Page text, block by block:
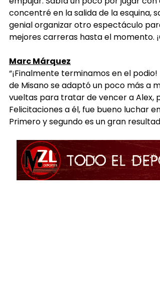
concentré en la salida de la esquina,
genial organizar otro espectáculo
mejores carreras hasta el momento.
Marc Márquez
“¡Finalmente terminamos en el
de Misano se adaptó un poco más a
vueltas para tratar de vencer a Alex,
Felicitaciones a él, fue bueno luchar
Primero y segundo es un gran